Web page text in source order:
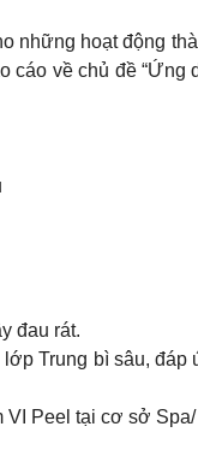
những hoạt động
về chủ đề “Ứng
đau rát.
Trung bì sâu, đáp
Peel tại cơ sở